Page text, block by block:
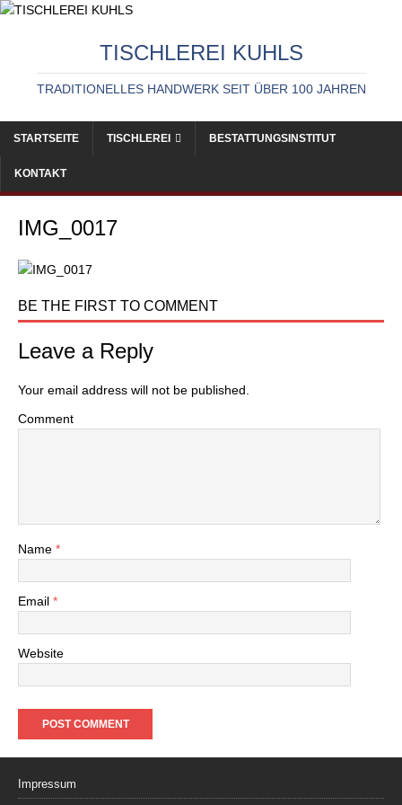
TISCHLEREI KUHLS
TRADITIONELLES HANDWERK SEIT ÜBER 100 JAHREN
STARTSEITE TISCHLEREI BESTATTUNGSINSTITUT
KONTAKT
IMG_0017
BE THE FIRST TO COMMENT
Leave a Reply
Your email address will not be published.
Comment
Name *
Email *
Website
Impressum